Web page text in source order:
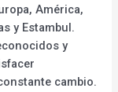
América,
y Estambul.
y
cambio.